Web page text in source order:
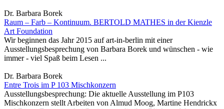
Dr. Barbara Borek
Raum – Farb – Kontinuum. BERTOLD MATHES in der Kienzle
Art Foundation
Wir beginnen das Jahr 2015 auf art-in-berlin mit einer
Ausstellungsbesprechung von Barbara Borek und wünschen - wie
immer - viel Spaß beim Lesen ...
Dr. Barbara Borek
Entre Trois im P 103 Mischkonzern
Ausstellungsbesprechung: Die aktuelle Ausstellung im P103
Mischkonzern stellt Arbeiten von Almud Moog, Martine Hendrickx